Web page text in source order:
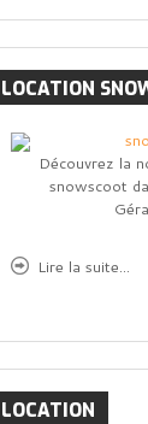
LOCATION
Découvrez la
snowscoot
Lire la suite...
LOCATION